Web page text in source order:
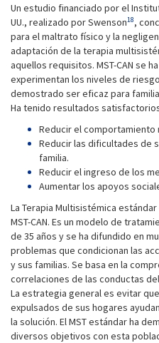
Un estudio financiado por el
UU., realizado por Swenson18,
para el maltrato físico y la
adaptación de la terapia
aquellos requisitos. MST-CAN se
experimentan los niveles de
demostrado ser eficaz para
Ha tenido resultados
Reducir el
Reducir las dificultades de
familia.
Reducir el ingreso de los
Aumentar los apoyos
La Terapia Multisistémica estándar
MST-CAN. Es un modelo de
de 35 años y se ha difundido en
problemas que condicionan las
y sus familias. Se basa en la
correlaciones de las conductas
La estrategia general es evitar
expulsados de sus hogares
la solución. El MST estándar ha
diversos objetivos con esta